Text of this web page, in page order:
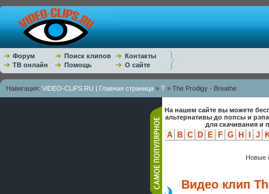
Форум Поиск клипов
Контакты
ТВ онлайн
Помощь О сайте
Навигация: ViDEO-CLiPS.RU | Главная страница » T » The Prodigy - Breathe
На нашем сайте вы можете
альтернативы до попсы и
для скачивания и
A B C D E F G H J
Новые
Видео клип